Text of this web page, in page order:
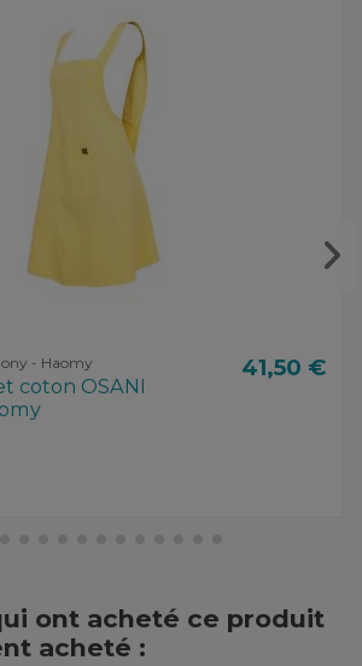
- Haomy
coton OSANI
41,50 €
ont acheté ce produit
acheté :